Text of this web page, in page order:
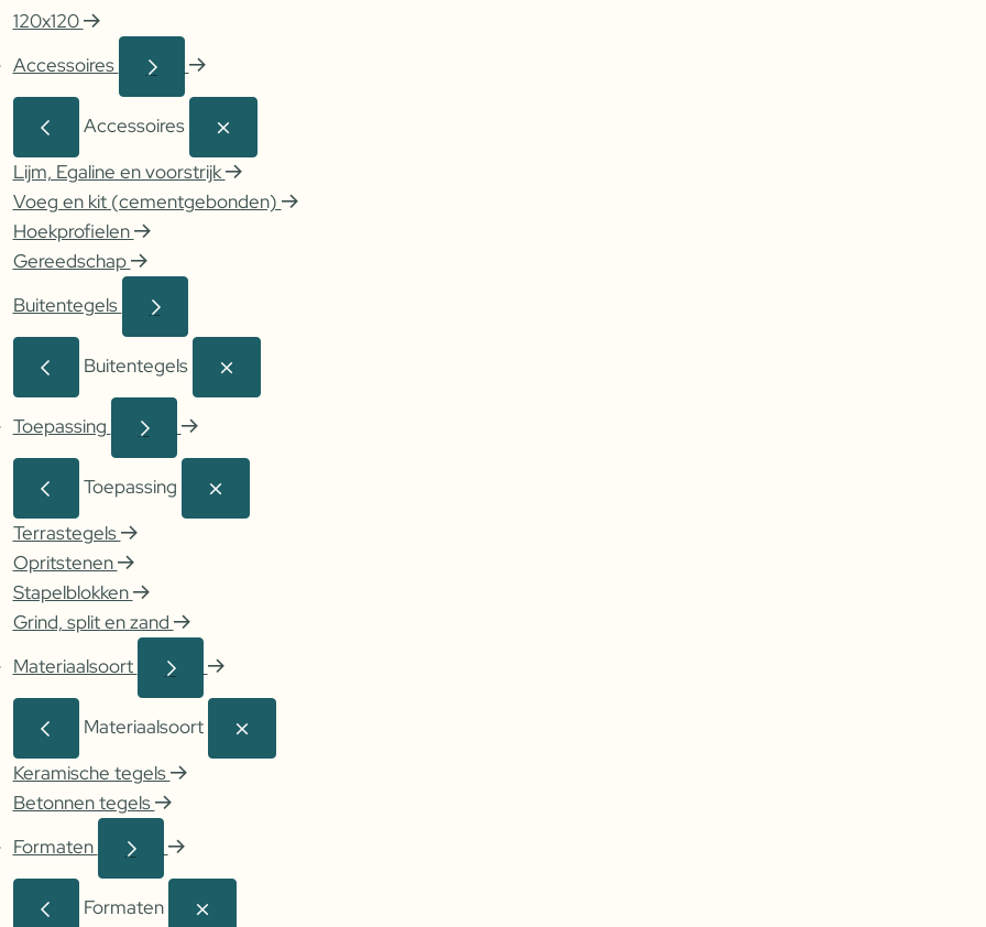
120x120
Accessoires
Accessoires
Lijm, Egaline en voorstrijk
Voeg en kit (cementgebonden)
Hoekprofielen
Gereedschap
Buitentegels
Buitentegels
Toepassing
Toepassing
Terrastegels
Opritstenen
Stapelblokken
Grind, split en zand
Materiaalsoort
Materiaalsoort
Keramische tegels
Betonnen tegels
Formaten
Formaten